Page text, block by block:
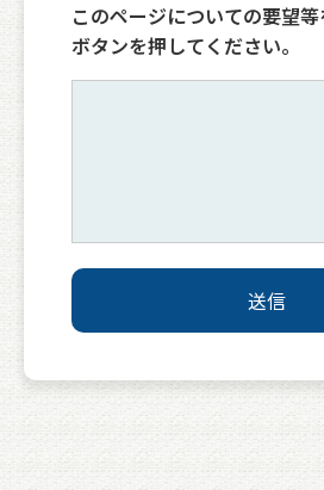
このページについての要望
ボタンを押してください。